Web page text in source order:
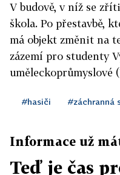
V budově, v níž se
škola. Po přestavbě,
má objekt změnit na
zázemí pro studenty
uměleckoprůmyslové
#hasiči #záchranná
Informace už
Teď je čas